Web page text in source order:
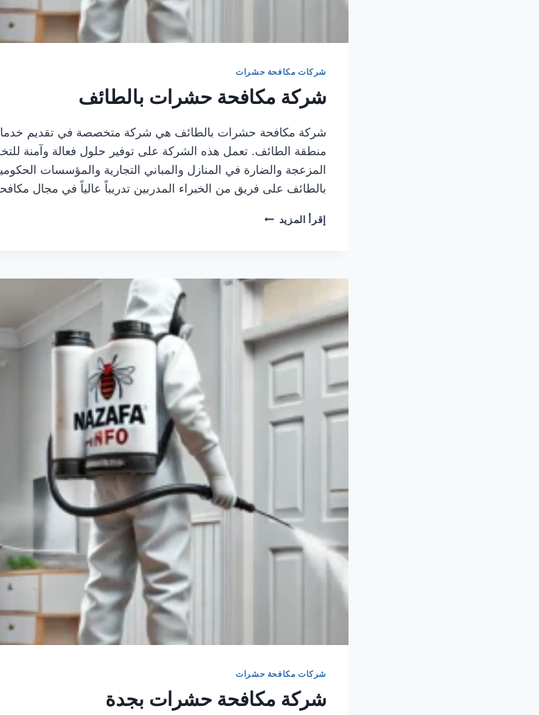
شركات مكافحة حشرات
شركة مكافحة حشرات بالطائف
شركة مكافحة حشرات بالطائف هي شركة متخصصة في تقديم
منطقة الطائف. تعمل هذه الشركة على توفير حلول فعالة وآمنة
المزعجة والضارة في المنازل والمباني التجارية والمؤسسات
بالطائف على فريق من الخبراء المدربين تدريباً عالياً في مجال
إقرأ المزيد شركة
شركات مكافحة حشرات
شركة مكافحة حشرات بجدة